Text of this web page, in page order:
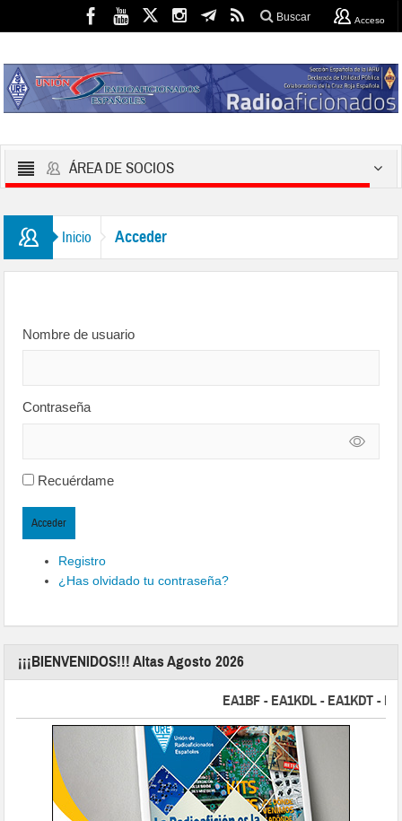
Buscar Acceso
ÁREA DE SOCIOS
Inicio Acceder
Nombre de usuario
Contraseña
Recuérdame
Acceder
Registro
¿Has olvidado tu contraseña?
¡¡¡BIENVENIDOS!!! Altas Agosto 2026
EA1BF - EA1KDL - EA1KDT -